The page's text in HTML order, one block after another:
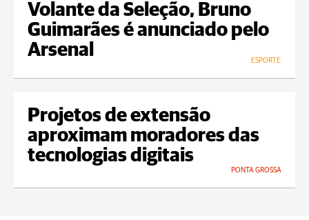
Volante da Seleção, Bruno
Guimarães é anunciado pelo
Arsenal
ESPORTE
Projetos de extensão
aproximam moradores das
tecnologias digitais
PONTA GROSSA